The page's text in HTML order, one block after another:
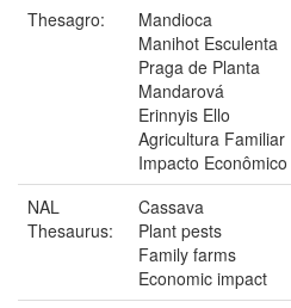
Thesagro:
Mandioca
Manihot Esculenta
Praga de Planta
Mandarová
Erinnyis Ello
Agricultura Familiar
Impacto Econômico
NAL
Thesaurus:
Cassava
Plant pests
Family farms
Economic impact